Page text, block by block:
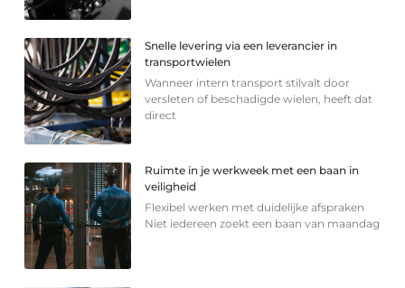
Snelle levering via een leverancier in
transportwielen
Wanneer intern transport stilvalt door
versleten of beschadigde wielen, heeft dat
direct
Ruimte in je werkweek met een baan in
veiligheid
Flexibel werken met duidelijke afspraken
Niet iedereen zoekt een baan van maandag